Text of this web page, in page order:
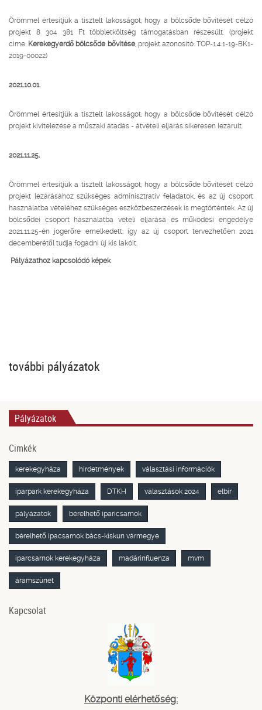
Örömmel értesítjük a tisztelt lakosságot, hogy a bölcsőde bővítését célzó
projekt 8 304 381 Ft többletköltség támogatásban részesült. (projekt
címe: Kerekegyerdő bölcsőde bővítése, projekt azonosító: TOP-1.4.1-19-BK1-
2019-00022)
2021.10.01.
Örömmel értesítjük a tisztelt lakosságot, hogy a bölcsőde bővítését célzó
projekt kivitelezése a műszaki átadás - átvételi eljárás sikeresen lezárult.
2021.11.25.
Örömmel értesítjük a tisztelt lakosságot, hogy a bölcsőde bővítését célzó
projekt lezárásához szükséges adminisztratív feladatok, és az új csoport
használatba vételéhez szükséges eszközbeszerzések is megtörténtek. Az új
bölcsődei csoport használatba vételi eljárása és működési engedélye
2021.11.25-én jogerőre emelkedett, így az új csoport tervezhetően 2021
decemberétől tudja fogadni új kis lakóit.
Pályázathoz kapcsolódó képek
további pályázatok
Pályázatok
Cimkék
kerekegyháza hirdetmények választási információk
iparpark kerekegyháza DTKH választások 2024 elbir
pályázatok bérelhető iparicsarnok
bérelhető ipacsarnok bács-kiskun vármegye
iparcsarnok kerekegyháza madárinfluenza mvm
áramszünet
Kapcsolat
Központi elérhetőség: